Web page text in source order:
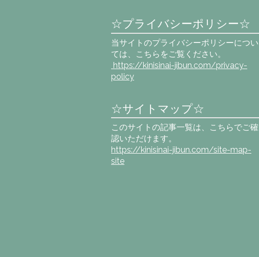
☆プライバシーポリシー☆
当サイトのプライバシーポリシーについ
ては、こちらをご覧ください。
https://kinisinai-jibun.com/privacy-
policy
☆サイトマップ☆
このサイトの記事一覧は、こちらでご確
認いただけます。
https://kinisinai-jibun.com/site-map-
site